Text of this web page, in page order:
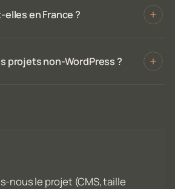
en France ?
projets non-WordPress ?
nous le projet (CMS, taille